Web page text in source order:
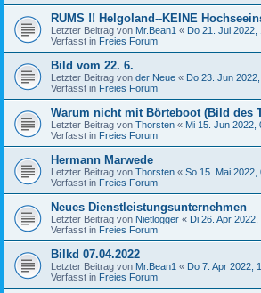
RUMS !! Helgoland--KEINE
Letzter Beitrag von Mr.Bean1 « Do 21. Jul 2022,
Verfasst in Freies Forum
Bild vom 22. 6.
Letzter Beitrag von der Neue « Do 23. Jun
Verfasst in Freies Forum
Warum nicht mit Börteboot (Bild des
Letzter Beitrag von Thorsten « Mi 15. Jun 2022,
Verfasst in Freies Forum
Hermann Marwede
Letzter Beitrag von Thorsten « So 15. Mai 2022,
Verfasst in Freies Forum
Neues Dienstleistungsunternehmen
Letzter Beitrag von Nietlogger « Di 26. Apr 2022,
Verfasst in Freies Forum
Bilkd 07.04.2022
Letzter Beitrag von Mr.Bean1 « Do 7. Apr 2022,
Verfasst in Freies Forum